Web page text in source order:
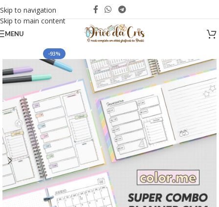
Skip to navigation
Skip to main content
MENU
-93%